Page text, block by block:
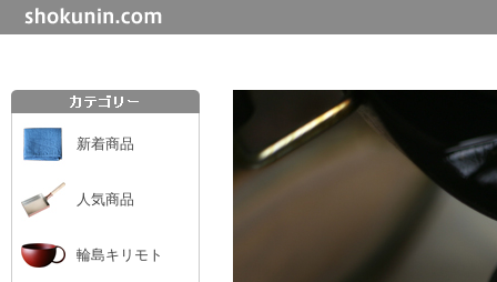
新着商品
人気商品
輪島キリモト